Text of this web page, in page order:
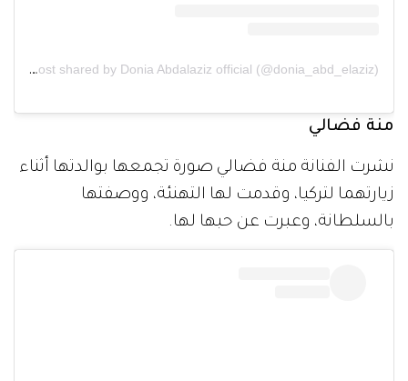
A post shared by Donia Abdalaziz official (@donia_abd_elaziz)
منة فضالي
نشرت الفنانة منة فضالي صورة تجمعها بوالدتها أثناء
زيارتهما لتركيا، وقدمت لها التهنئة، ووصفتها
بالسلطانة، وعبرت عن حبها لها.